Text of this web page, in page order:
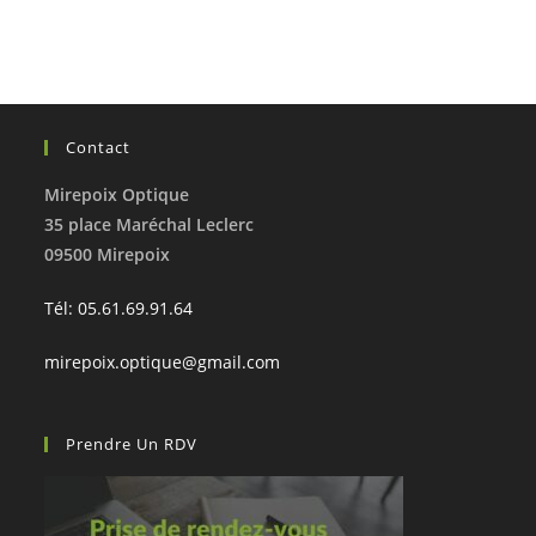
Contact
Mirepoix Optique
35 place Maréchal Leclerc
09500 Mirepoix
Tél: 05.61.69.91.64
mirepoix.optique@gmail.com
Prendre Un RDV